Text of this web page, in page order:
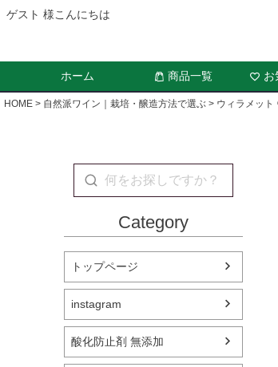
ゲスト 様こんにちは
ホーム 商品一覧 お
HOME 自然派ワイン｜栽培・醸造方法で選ぶ ウィラメッ
Category
トップページ
instagram
酸化防止剤 無添加